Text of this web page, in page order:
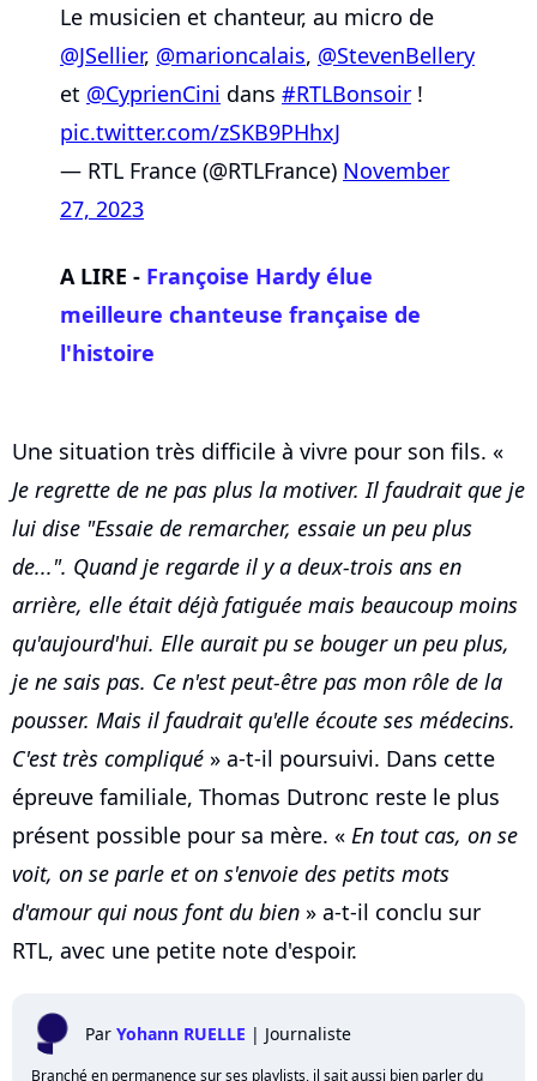
Le musicien et chanteur, au micro de
@JSellier, @marioncalais, @StevenBellery
et @CyprienCini dans #RTLBonsoir !
pic.twitter.com/zSKB9PHhxJ
— RTL France (@RTLFrance) November
27, 2023
A LIRE - Françoise Hardy élue
meilleure chanteuse française de
l'histoire
Une situation très difficile à vivre pour son fils. «
Je regrette de ne pas plus la motiver. Il faudrait que je
lui dise "Essaie de remarcher, essaie un peu plus
de...". Quand je regarde il y a deux-trois ans en
arrière, elle était déjà fatiguée mais beaucoup moins
qu'aujourd'hui. Elle aurait pu se bouger un peu plus,
je ne sais pas. Ce n'est peut-être pas mon rôle de la
pousser. Mais il faudrait qu'elle écoute ses médecins.
C'est très compliqué » a-t-il poursuivi. Dans cette
épreuve familiale, Thomas Dutronc reste le plus
présent possible pour sa mère. « En tout cas, on se
voit, on se parle et on s'envoie des petits mots
d'amour qui nous font du bien » a-t-il conclu sur
RTL, avec une petite note d'espoir.
Par Yohann RUELLE | Journaliste
Branché en permanence sur ses playlists, il sait aussi bien parler du